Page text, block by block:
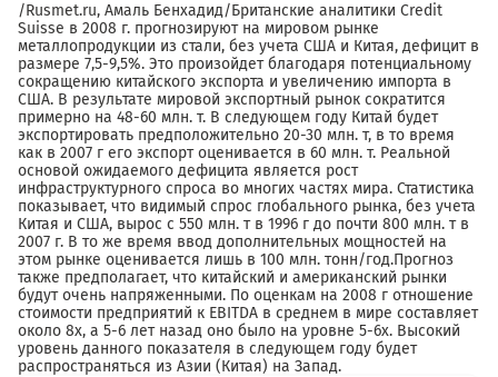
/Rusmet.ru, Амаль Бенхадид/Британские аналитики Credit
Suisse в 2008 г. прогнозируют на мировом рынке
металлопродукции из стали, без учета США и Китая, дефицит в
размере 7,5-9,5%. Это произойдет благодаря потенциальному
сокращению китайского экспорта и увеличению импорта в
США. В результате мировой экспортный рынок сократится
примерно на 48-60 млн. т. В следующем году Китай будет
экспортировать предположительно 20-30 млн. т, в то время
как в 2007 г его экспорт оценивается в 60 млн. т. Реальной
основой ожидаемого дефицита является рост
инфраструктурного спроса во многих частях мира. Статистика
показывает, что видимый спрос глобального рынка, без учета
Китая и США, вырос с 550 млн. т в 1996 г до почти 800 млн. т в
2007 г. В то же время ввод дополнительных мощностей на
этом рынке оценивается лишь в 100 млн. тонн/год.Прогноз
также предполагает, что китайский и американский рынки
будут очень напряженными. По оценкам на 2008 г отношение
стоимости предприятий к EBITDA в среднем в мире составляет
около 8х, а 5-6 лет назад оно было на уровне 5-6х. Высокий
уровень данного показателя в следующем году будет
распространяться из Азии (Китая) на Запад.